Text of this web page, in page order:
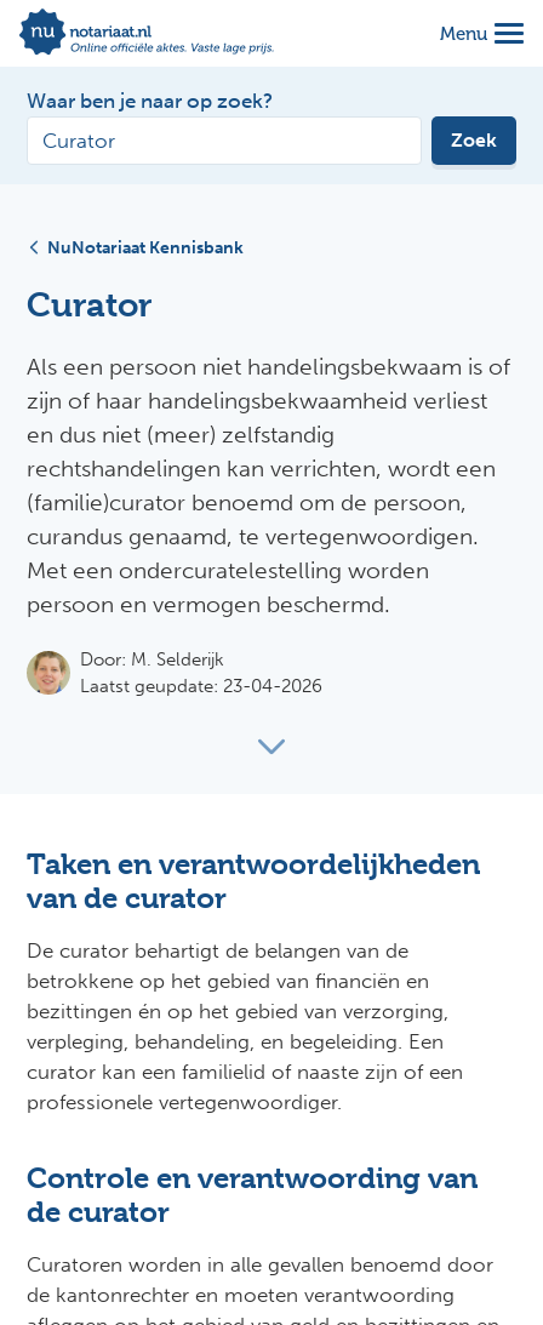
Menu
Waar ben je naar op zoek?
Zoek
NuNotariaat Kennisbank
Curator
Als een persoon niet handelingsbekwaam is of
zijn of haar handelingsbekwaamheid verliest
en dus niet (meer) zelfstandig
rechtshandelingen kan verrichten, wordt een
(familie)curator benoemd om de persoon,
curandus genaamd, te vertegenwoordigen.
Met een ondercuratelestelling worden
persoon en vermogen beschermd.
Door: M. Selderijk
Laatst geupdate: 23-04-2026
Taken en verantwoordelijkheden
van de curator
De curator behartigt de belangen van de
betrokkene op het gebied van financiën en
bezittingen én op het gebied van verzorging,
verpleging, behandeling, en begeleiding. Een
curator kan een familielid of naaste zijn of een
professionele vertegenwoordiger.
Controle en verantwoording van
de curator
Curatoren worden in alle gevallen benoemd door
de kantonrechter en moeten verantwoording